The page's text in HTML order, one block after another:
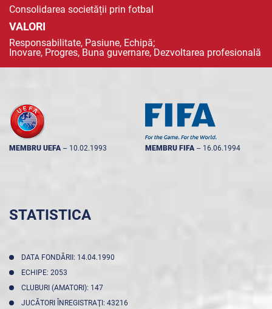
Consolidarea societății prin fotbal
VALORI
Responsabilitate, Pasiune, Echipă;
Inovare, Progres, Buna guvernare, Dezvoltarea profesională
MEMBRU UEFA -- 10.02.1993 MEMBRU FIFA -- 16.06.1994
STATISTICA
DATA FONDĂRII: 14.04.1990
ECHIPE: 2053
CLUBURI (AMATORI): 147
JUCĂTORI ÎNREGISTRAŢI: 43216